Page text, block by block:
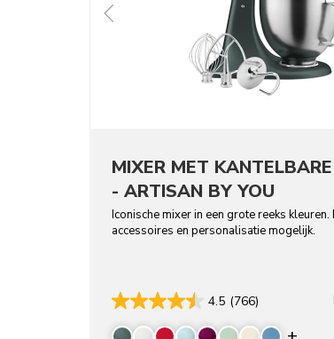
MIXER MET
- ARTISAN BY YOU
Iconische mixer in een grote reeks
accessoires en personalisatie mogelijk.
4.5 (766)